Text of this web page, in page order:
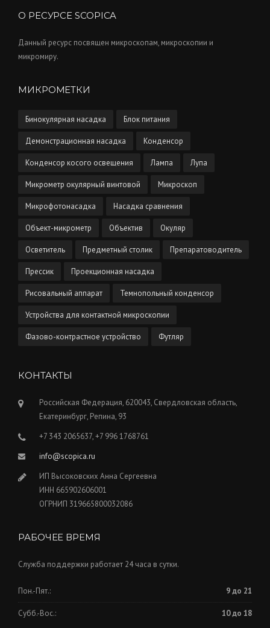
О РЕСУРСЕ SCOPICA
Данный ресурс посвящен микроскопам, микроскопии и
микромиру.
МИКРОМЕТКИ
Бинокулярная насадка Блок питания
Демонстрационная насадка Конденсор
Конденсор косого освещения Лампа Лупа
Микрометр окулярный винтовой Микроскоп
Микрофотонасадка Насадка сравнения
Объект-микрометр Объектив Окуляр
Осветитель Предметный столик Препаратоводитель
Прессик Проекционная насадка
Рисовальный аппарат Темнопольный конденсор
Устройства для контактной микроскопии
Фазово-контрастное устройство Футляр
КОНТАКТЫ
Российская Федерация, 620043, Свердловская область,
Екатеринбург, Репина, 93
+7 343 2065637, +7 996 1768761
info@scopica.ru
ИП Высоковских Анна Сергеевна
ИНН 665902606001
ОГРНИП 319665800032086
РАБОЧЕЕ ВРЕМЯ
Служба поддержки работает 24 часа в сутки.
Пон.-Пят.: 9 до 21
Субб.-Вос.: 10 до 18